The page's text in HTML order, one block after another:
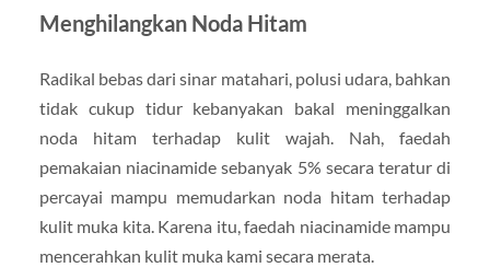
Menghilangkan Noda Hitam
Radikal bebas dari sinar matahari, polusi udara, bahkan
tidak cukup tidur kebanyakan bakal meninggalkan
noda hitam terhadap kulit wajah. Nah, faedah
pemakaian niacinamide sebanyak 5% secara teratur di
percayai mampu memudarkan noda hitam terhadap
kulit muka kita. Karena itu, faedah niacinamide mampu
mencerahkan kulit muka kami secara merata.